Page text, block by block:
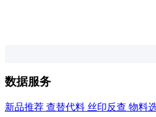
数据服务
新品推荐 查替代料 丝印反查 物料